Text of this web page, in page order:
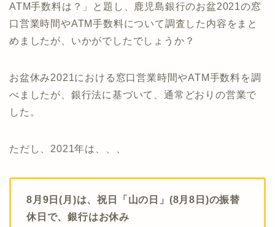
ATM手数料は？」と題し、鹿児島銀行のお盆2021の窓
口営業時間やATM手数料について調査した内容をまと
めましたが、いかがでしたでしょうか？
お盆休み2021における窓口営業時間やATM手数料を調
べましたが、銀行法に基づいて、通常どおりの営業で
した。
ただし、2021年は、、、
8月9日(月)は、祝日「山の日」(8月8日)の振替
休日で、銀行はお休み